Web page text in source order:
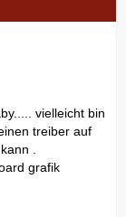
vielleicht bin
treiber auf
.
grafik